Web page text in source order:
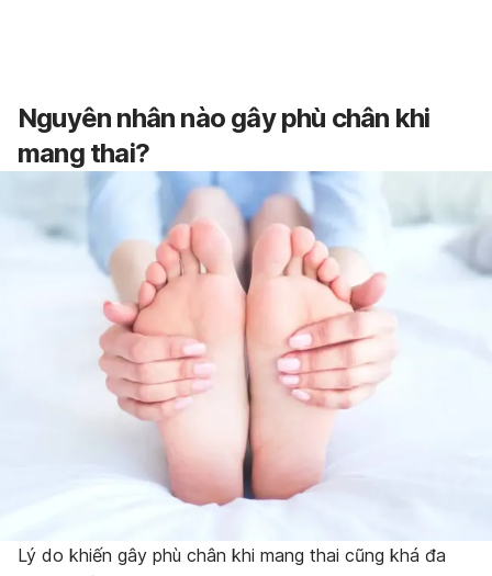
Nguyên nhân nào gây phù chân khi
mang thai?
Lý do khiến gây phù chân khi mang thai cũng khá đa